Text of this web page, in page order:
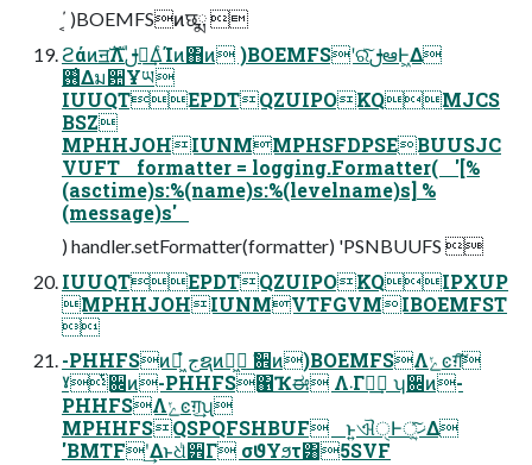
΄͔ )BOEMFSͷछྨ 
ϩάͷॻࣜΛࢦఆ͢ΔͨΊͷ΋ͷ )BOEMFSʹରͯ͠ࢦఆͰ͖Δ
࢖͑Δม਺Ұཡ
IUUQTEPDTQZUIPOKQMJCS
BSZ
MPHHJOHIUNMMPHSFDPSEBUUSJC
VUFT formatter = logging.Formatter( '[%
(asctime)s:%(name)s:%(levelname)s] %
(message)s'
) handler.setFormatter(formatter) 'PSNBUUFS 
IUUQTEPDTQZUIPOKQIPXUP
MPHHJOHIUNMVTFGVMIBOEMFST

-PHHFSͷಈ͖ํ جຊͷಈ͖ ࣗ਎ͷ)BOEMFSΛݺͼग़͠
ˠͭ਌ͷ-PHHFS΁Ҡಈ Λ܁Γฦ͢ ʮ਌ͷ-
PHHFSΛݺͼग़͔͢ʯ
MPHHFSQSPQFSHBUF ͱ͍͏ଐੑͰ੍ޚ͍ͯ͠Δ
'BMTFʹ͢Δͱଧͪ੾Γ σϑΥϧτ͸5SVF